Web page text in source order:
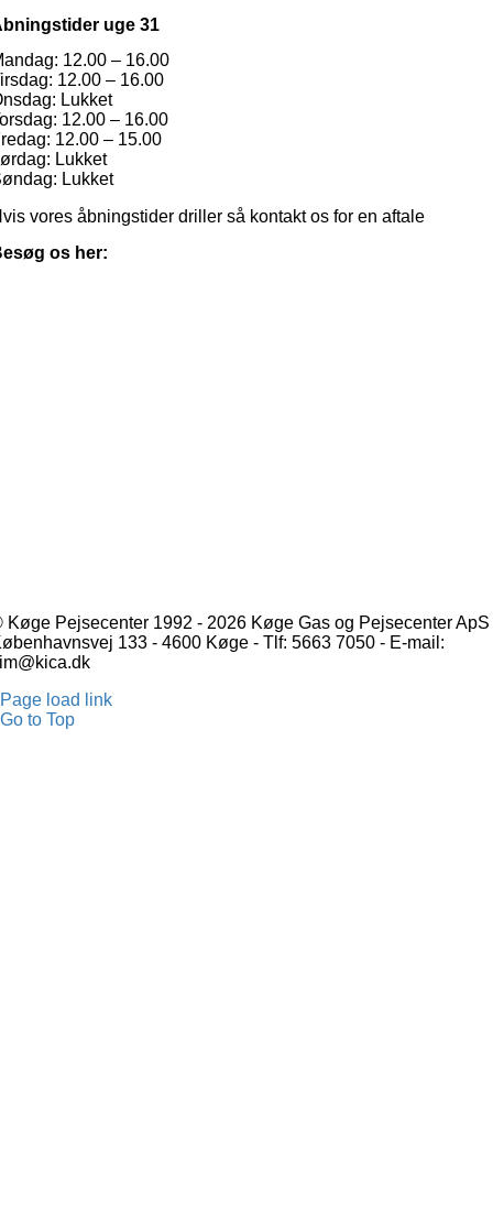
uge 31
12.00 – 16.00
12.00 – 16.00
Lukket
12.00 – 16.00
12.00 – 15.00
Lukket
Lukket
vores åbningstider driller så kontakt os for en aftale
os her:
Køge Pejsecenter 1992 - 2026 Køge Gas og Pejsecenter ApS
133 - 4600 Køge - Tlf: 5663 7050 - E-mail:
Page load link
Go to Top